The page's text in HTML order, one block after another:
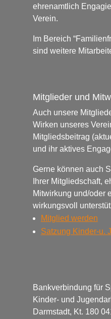
ehrenamtlich
Verein.
Im Bereich
sind weitere
Mitglieder und
Auch unsere
Wirken unseres
Mitgliedsbeitrag
und ihr aktives
Gerne können auch
Ihrer Mitgliedschaft,
Mitwirkung und/oder
wirkungsvoll
Mitglied werden
Satzung Kinder-u.
Bankverbindung für
Kinder- und
Darmstadt, Kt. 180